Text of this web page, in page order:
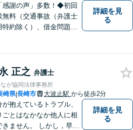
謝の声」多数！◆初回
無料（交通事故（弁護士
特約除く）、借金問題、
合計）
詳細を見
る
正之 弁護士
なが協同法律事務所
崎県|長崎市 大波止駅 から徒歩2分
が抱えているトラブル、
ごとはなかなか他人に相
きません。 しかし，早め
詳細を見
る